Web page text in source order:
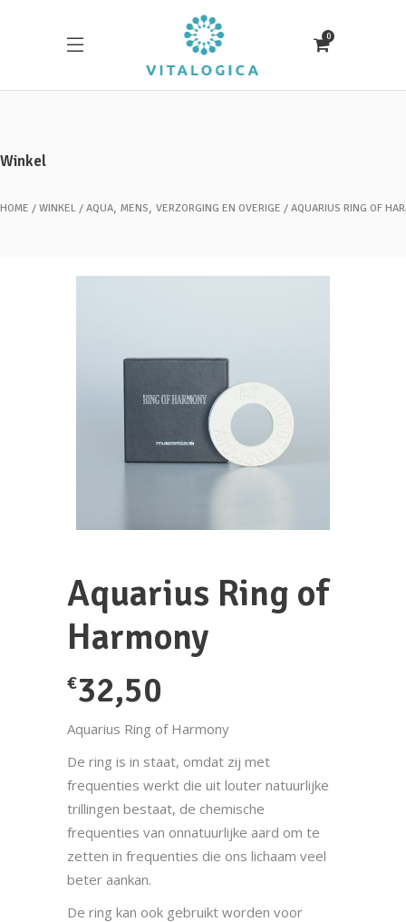
0
Winkel
HOME WINKEL AQUA, MENS, VERZORGING EN OVERIGE AQUARIUS RING OF
Aquarius Ring of
Harmony
€32,50
Aquarius Ring of Harmony
De ring is in staat, omdat zij met
frequenties werkt die uit louter natuurlijke
trillingen bestaat, de chemische
frequenties van onnatuurlijke aard om te
zetten in frequenties die ons lichaam veel
beter aankan.
De ring kan ook gebruikt worden voor